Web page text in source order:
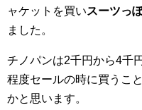
ャケットを買いスーツっ
ました。
チノパンは2千円から4千
程度セールの時に買うこ
かと思います。